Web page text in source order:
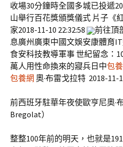
收場30分鐘時全國多城已投遞20
山舉行百花獎頒獎儀式 片子《
家2018-11-10 22:32:58
前往頂
息廣州廣東中國文娛安康體育
食安科技教導軍事 世紀留念：
萬人用性命換來的寢兵日中包養
包養網 奧·布雷戈拉特 2018-11-
前西班牙駐華年夜使歐亨尼奧·
Bregolat）
整整100年前的明天，也就是